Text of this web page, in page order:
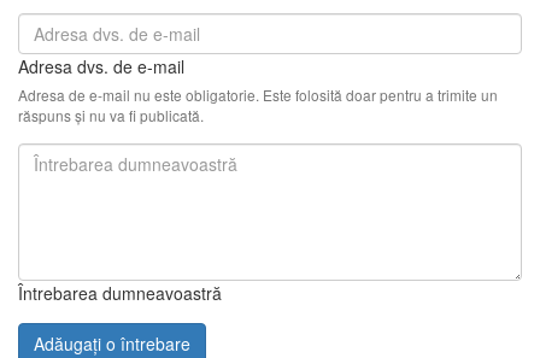
Adresa dvs. de e-mail
Adresa de e-mail nu este obligatorie. Este folosită doar pentru a trimite un
răspuns și nu va fi publicată.
Întrebarea dumneavoastră
Adăugați o întrebare